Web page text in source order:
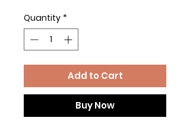
Quantity *
Add to Cart
Buy Now